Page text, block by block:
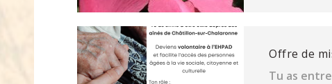
Offre de
Tu as